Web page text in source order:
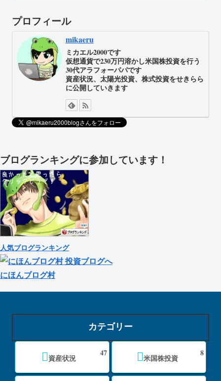
プロフィール
mikaeru
ミカエル2000です
仮想通貨で230万円溶かし米国株投資を行う
30代アラフォーパパです
資産状況、太陽光投資、株式投資をせきらら
に公開していきます
ブログランキングに参加しています！
人気ブログランキング
にほんブログ村
カテゴリー
資産状況
47
米国株投資
8